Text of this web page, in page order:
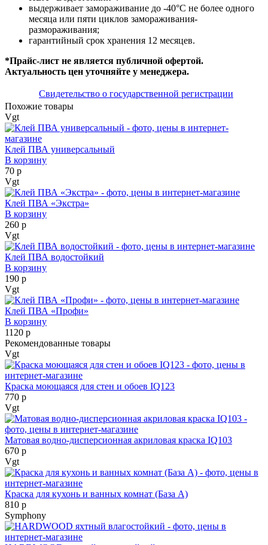
выдерживает замораживание до -40°С не более одного
месяца или пяти циклов замораживания-
размораживания;
гарантийный срок хранения 12 месяцев.
*Прайс-лист не является публичной офертой.
Актуальность цен уточняйте у менеджера.
Свидетельство о государственной регистрации
Похожие товары
Vgt
Клей ПВА универсальный
В корзину
70 р
Vgt
Клей ПВА «Экстра»
В корзину
260 р
Vgt
Клей ПВА водостойкий
В корзину
190 р
Vgt
Клей ПВА «Профи»
В корзину
1120 р
Рекомендованные товары
Vgt
Краска моющаяся для стен и обоев IQ123
770 р
Vgt
Матовая водно-дисперсионная акриловая краска IQ103
670 р
Vgt
Краска для кухонь и ванных комнат (База А)
810 р
Symphony